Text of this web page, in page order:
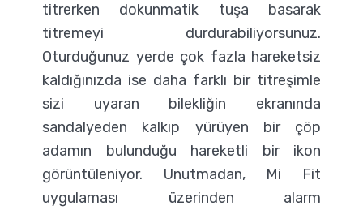
titrerken dokunmatik tuşa basarak
titremeyi durdurabiliyorsunuz.
Oturduğunuz yerde çok fazla hareketsiz
kaldığınızda ise daha farklı bir titreşimle
sizi uyaran bilekliğin ekranında
sandalyeden kalkıp yürüyen bir çöp
adamın bulunduğu hareketli bir ikon
görüntüleniyor. Unutmadan, Mi Fit
uygulaması üzerinden alarm